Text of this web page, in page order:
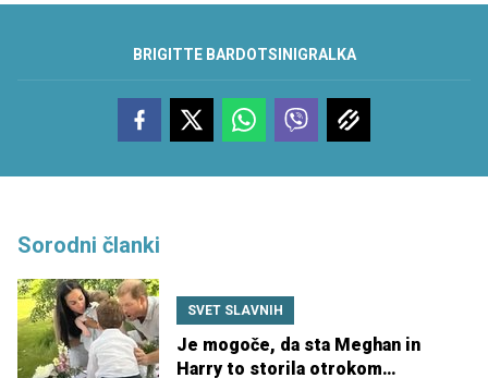
BRIGITTE BARDOTSINIGRALKA
Sorodni članki
SVET SLAVNIH
Je mogoče, da sta Meghan in
Harry to storila otrokom